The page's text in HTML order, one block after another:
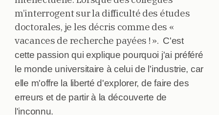
m’interrogent sur la difficulté des études
doctorales, je les décris comme des «
vacances de recherche payées ! ». C'est
cette passion qui explique pourquoi j'ai préféré
le monde universitaire à celui de l'industrie, car
elle m'offre la liberté d'explorer, de faire des
erreurs et de partir à la découverte de
l'inconnu.